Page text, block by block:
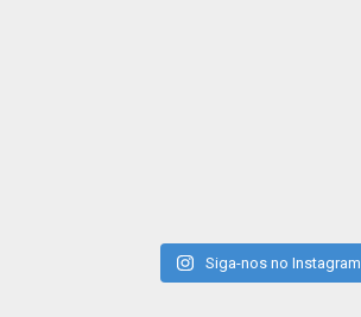
Siga-nos no Instagram